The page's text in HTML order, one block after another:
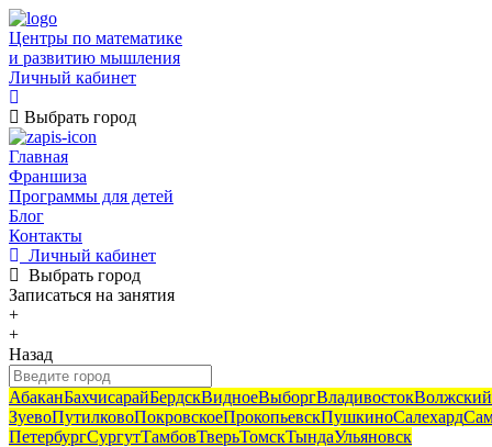
Центры по математике
и развитию мышления
Личный кабинет
Выбрать город
Главная
Франшиза
Программы для детей
Блог
Контакты
Личный кабинет
Выбрать город
Записаться на занятия
+
+
Назад
АбаканБахчисарайБердскВидноеВыборгВладивостокВолжский
ЗуевоПутилковоПокровскоеПрокопьевскПушкиноСалехард
ПетербургСургутТамбовТверьТомскТындаУльяновск